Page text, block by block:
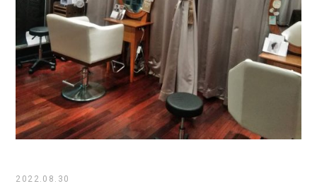
2022.08.30